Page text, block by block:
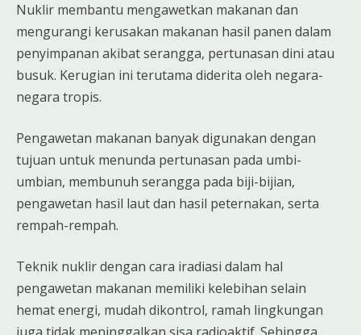
Nuklir membantu mengawetkan makanan dan
mengurangi kerusakan makanan hasil panen dalam
penyimpanan akibat serangga, pertunasan dini atau
busuk. Kerugian ini terutama diderita oleh negara-
negara tropis.
Pengawetan makanan banyak digunakan dengan
tujuan untuk menunda pertunasan pada umbi-
umbian, membunuh serangga pada biji-bijian,
pengawetan hasil laut dan hasil peternakan, serta
rempah-rempah.
Teknik nuklir dengan cara iradiasi dalam hal
pengawetan makanan memiliki kelebihan selain
hemat energi, mudah dikontrol, ramah lingkungan